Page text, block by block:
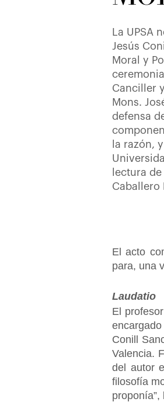
La UPSA
Jesús
Moral y
Canciller
Mons.
defensa
la razón,
lectura
Caballero
El acto
para, una
Laudatio
El
Conill
Valencia.
del autor
filosofía
proponía”,